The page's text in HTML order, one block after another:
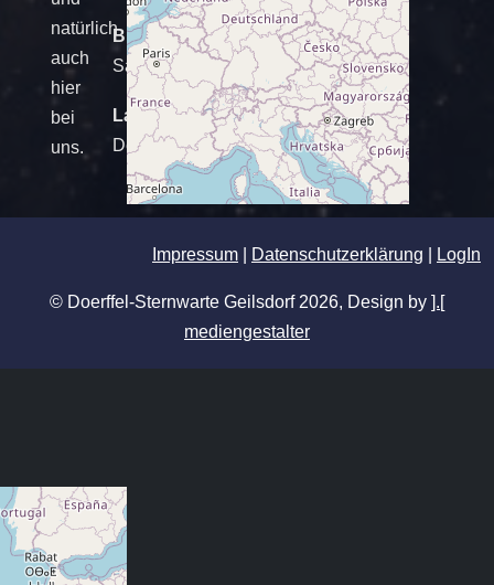
natürlich
auch
hier
bei
uns.
Bundesland
Sachsen
Land
Deutschland
Impressum Datenschutzerklärung LogIn
© Doerffel-Sternwarte Geilsdorf 2026, Design by ].[
mediengestalter